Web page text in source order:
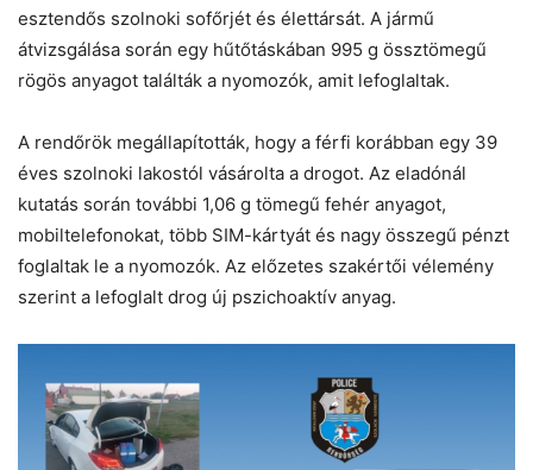
esztendős szolnoki sofőrjét és élettársát. A jármű
átvizsgálása során egy hűtőtáskában 995 g össztömegű
rögös anyagot találták a nyomozók, amit lefoglaltak.
A rendőrök megállapították, hogy a férfi korábban egy 39
éves szolnoki lakostól vásárolta a drogot. Az eladónál
kutatás során további 1,06 g tömegű fehér anyagot,
mobiltelefonokat, több SIM-kártyát és nagy összegű pénzt
foglaltak le a nyomozók. Az előzetes szakértői vélemény
szerint a lefoglalt drog új pszichoaktív anyag.